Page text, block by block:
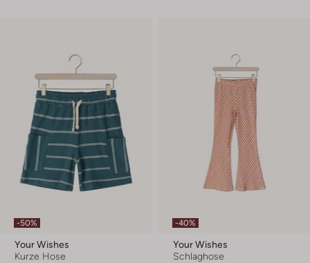
-50%
Your Wishes
Kurze Hose
-40%
Your Wishes
Schlaghose